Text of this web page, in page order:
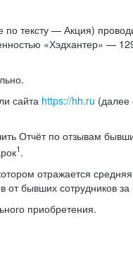
тексту — Акция)
«Хэдхантер» —
сайта https://hh.ru (далее
Отчёт по отзывам
1.
отражается
бывших сотрудников
приобретения.